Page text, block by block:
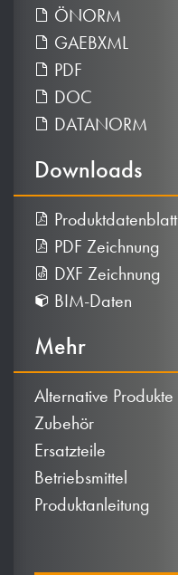
ÖNORM
GAEBXML
PDF
DOC
DATANORM
Downloads
Produktdatenblatt
PDF Zeichnung
DXF Zeichnung
BIM-Daten
Mehr
Alternative Produkte
Zubehör
Ersatzteile
Betriebsmittel
Produktanleitung